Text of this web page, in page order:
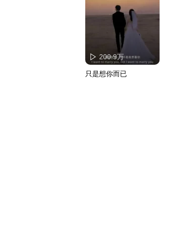
200.9万
只是想你而已